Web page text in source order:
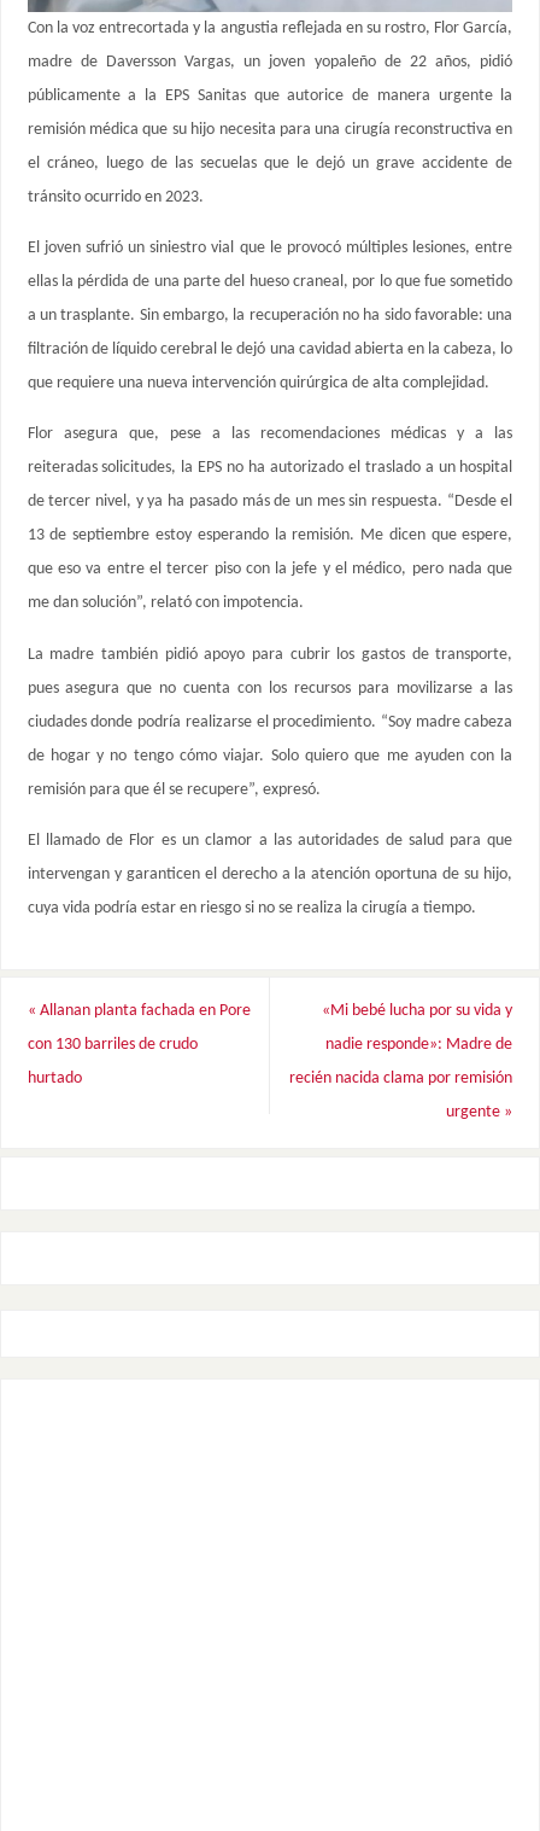
Con la voz entrecortada y la angustia reflejada en su rostro, Flor García,
madre de Daversson Vargas, un joven yopaleño de 22 años, pidió
públicamente a la EPS Sanitas que autorice de manera urgente la
remisión médica que su hijo necesita para una cirugía reconstructiva en
el cráneo, luego de las secuelas que le dejó un grave accidente de
tránsito ocurrido en 2023.
El joven sufrió un siniestro vial que le provocó múltiples lesiones, entre
ellas la pérdida de una parte del hueso craneal, por lo que fue sometido
a un trasplante. Sin embargo, la recuperación no ha sido favorable: una
filtración de líquido cerebral le dejó una cavidad abierta en la cabeza, lo
que requiere una nueva intervención quirúrgica de alta complejidad.
Flor asegura que, pese a las recomendaciones médicas y a las
reiteradas solicitudes, la EPS no ha autorizado el traslado a un hospital
de tercer nivel, y ya ha pasado más de un mes sin respuesta. “Desde el
13 de septiembre estoy esperando la remisión. Me dicen que espere,
que eso va entre el tercer piso con la jefe y el médico, pero nada que
me dan solución”, relató con impotencia.
La madre también pidió apoyo para cubrir los gastos de transporte,
pues asegura que no cuenta con los recursos para movilizarse a las
ciudades donde podría realizarse el procedimiento. “Soy madre cabeza
de hogar y no tengo cómo viajar. Solo quiero que me ayuden con la
remisión para que él se recupere”, expresó.
El llamado de Flor es un clamor a las autoridades de salud para que
intervengan y garanticen el derecho a la atención oportuna de su hijo,
cuya vida podría estar en riesgo si no se realiza la cirugía a tiempo.
« Allanan planta fachada en Pore
con 130 barriles de crudo
hurtado
«Mi bebé lucha por su vida y
nadie responde»: Madre de
recién nacida clama por remisión
urgente »